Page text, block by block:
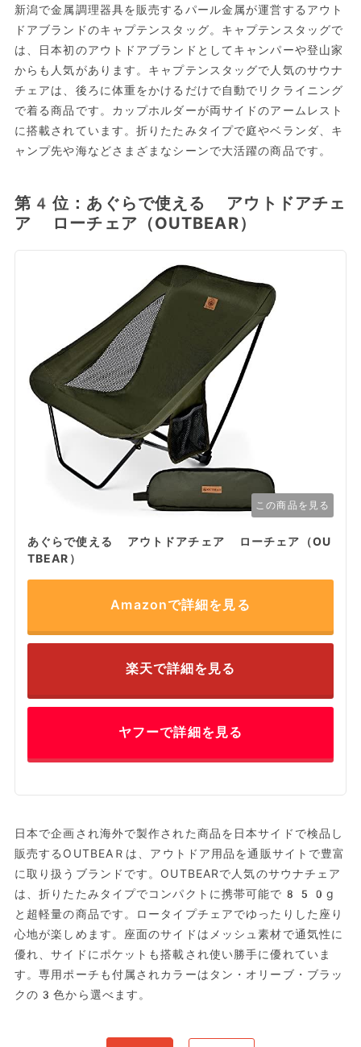
新潟で金属調理器具を販売するパール金属が運営するアウト
ドアブランドのキャプテンスタッグ。キャプテンスタッグで
は、日本初のアウトドアブランドとしてキャンパーや登山家
からも人気があります。キャプテンスタッグで人気のサウナ
チェアは、後ろに体重をかけるだけで自動でリクライニング
で着る商品です。カップホルダーが両サイドのアームレスト
に搭載されています。折りたたみタイプで庭やベランダ、キ
ャンプ先や海などさまざまなシーンで大活躍の商品です。
第4位：あぐらで使える アウトドアチェ
ア ローチェア（OUTBEAR）
この商品を見る
あぐらで使える アウトドアチェア ローチェア（OU
TBEAR）
Amazonで詳細を見る
楽天で詳細を見る
ヤフーで詳細を見る
日本で企画され海外で製作された商品を日本サイドで検品し
販売するOUTBEAＲは、アウトドア用品を通販サイトで豊富
に取り扱うブランドです。OUTBEARで人気のサウナチェア
は、折りたたみタイプでコンパクトに携帯可能で850g
と超軽量の商品です。ロータイプチェアでゆったりした座り
心地が楽しめます。座面のサイドはメッシュ素材で通気性に
優れ、サイドにポケットも搭載され使い勝手に優れていま
す。専用ポーチも付属されカラーはタン・オリーブ・ブラッ
クの3色から選べます。